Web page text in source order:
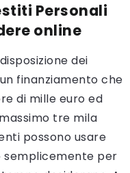
Personali
online
dei
un finanziamento che
di mille euro ed
tre mila
possono usare
semplicemente per